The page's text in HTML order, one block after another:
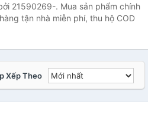
21590269-. Mua sản phẩm chính
tận nhà miễn phí, thu hộ COD
Xếp Theo